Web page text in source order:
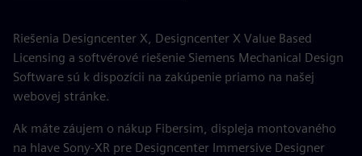
Riešenia Designcenter X, Designcenter X Value Based
Licensing a softvérové riešenie Siemens Mechanical Design
Software sú k dispozícii na zakúpenie priamo na našej
webovej stránke.
Ak máte záujem o nákup Fibersim, displeja montovaného
na hlave Sony-XR pre Designcenter Immersive Designer